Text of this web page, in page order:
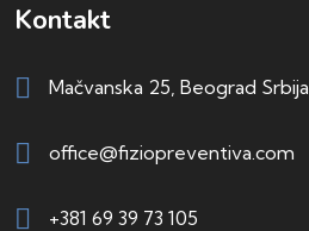
Kontakt
Mačvanska 25, Beograd Srbija
office@fiziopreventiva.com
+381 69 39 73 105